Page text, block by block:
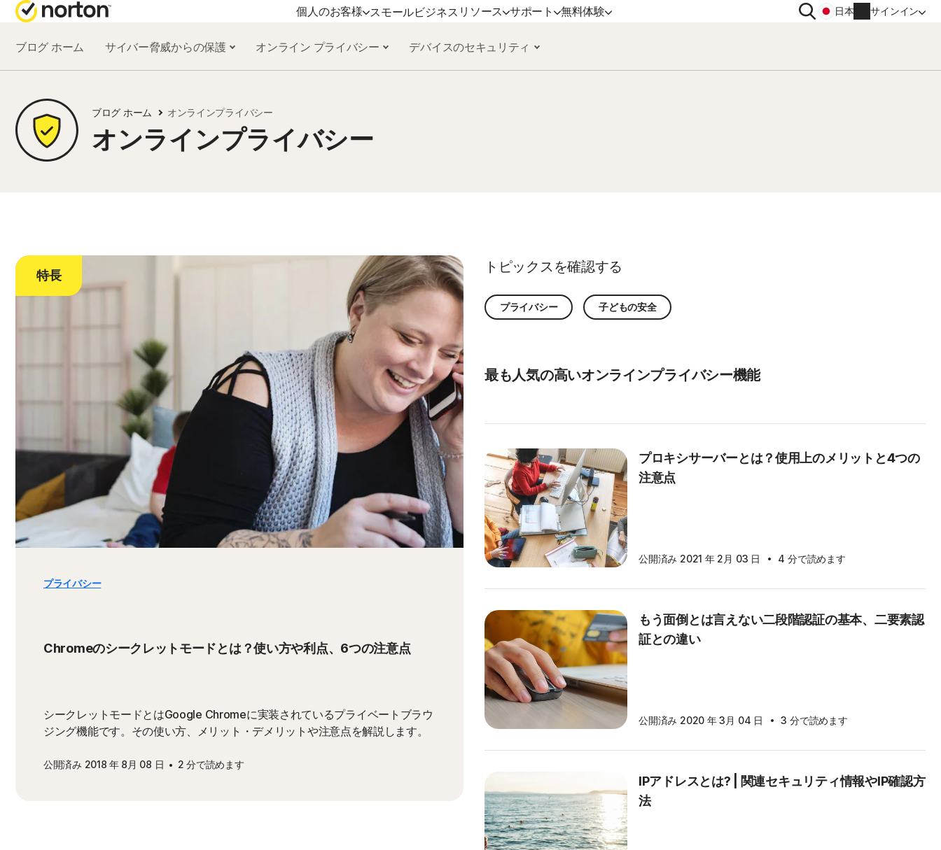
個人のお客様
オールインワン製品
ノートン 360 デラックス
デバイスセキュリティ
すべての製品とサービス
スモールビジネス リソース
ノートンのブログ
サポート
サポート 詳しく見る
無料体験
無料体験
索
日本 サインイン
ブログ ホーム サイバー脅威からの保護 オンライン プライバシー デバイスのセキュリティ
ブログ ホーム オンラインプライバシー
オンラインプライバシー
特長
プライバシー
Chromeのシークレットモードとは？使い方や利点、6つの注意点
シークレットモードとはGoogle Chromeに実装されているプライベートブラウ
ジング機能です。その使い方、メリット・デメリットや注意点を解説します。
公開済み 2018 年 8月 08 日 2 分で読めます
トピックスを確認する
プライバシー 子どもの安全
最も人気の高いオンラインプライバシー機能
プロキシサーバーとは？使用上のメリットと4つの
注意点
公開済み 2021 年 2月 03 日 · 4 分で読めます
もう面倒とは言えない二段階認証の基本、二要素認
証との違い
公開済み 2020 年 3月 04 日 · 3 分で読めます
IPアドレスとは? | 関連セキュリティ情報やIP確認方
法